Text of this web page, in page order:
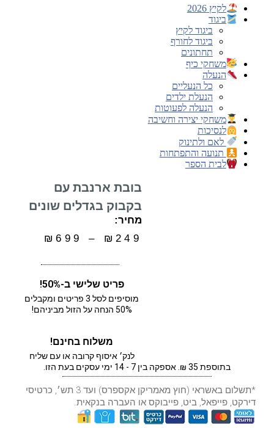
לקיץ 2026
ביגוד
ביגוד לקיץ
ביגוד לחורף
תחתונים
משחקי כיף
הנעלה
כל הנעליים
הנעלת ילדים
הנעלה לפעוטות
משחקי יצירה וחשיבה
לנסיכות
לאם ולתינוק
תנועה והתפתחות
לבית הספר
בובת ארנבת עם
בקבוק בגדלים שונים
מחיר:
₪ 249
–
₪699
פריט שלישי ב-50%!
מוסיפים לסל 3 פריטים ומקבלים
50% הנחה על הזול מביניהם!
משלוח בחינם!
לנק׳ איסוף קרובה או עם שליח
בתוספת 35 ₪. אספקה בין 7 - 14 ימי עסקים בעת הזו.
*תשלום באשראי (חוץ מאמריקן אקספרס) ועד 3 תש׳, כרטיסי
דירקט, פייפאל, ביט, פייבוקס או העברה בנקאית.